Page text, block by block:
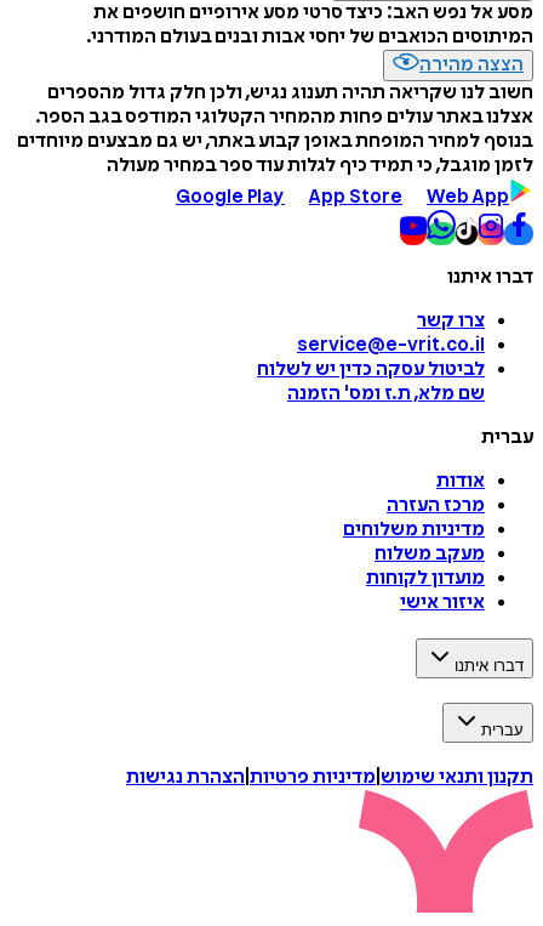
מסע אל נפש האב: כיצד סרטי מסע אירופיים חושפים את
המיתוסים הכואבים של יחסי אבות ובנים בעולם המודרני.
הצצה מהירה
חשוב לנו שקריאה תהיה תענוג נגיש, ולכן חלק גדול מהספרים
אצלנו באתר עולים פחות מהמחיר הקטלוגי המודפס בגב הספר.
בנוסף למחיר המופחת באופן קבוע באתר, יש גם מבצעים מיוחדים
לזמן מוגבל, כי תמיד כיף לגלות עוד ספר במחיר מעולה
Google Play
App Store Web App
דברו איתנו
צרו קשר
service@e-vrit.co.il
לביטול עסקה כדין יש לשלוח
שם מלא, ת.ז ומס' הזמנה
עברית
אודות
מרכז העזרה
מדיניות משלוחים
מעקב משלוח
מועדון לקוחות
איזור אישי
דברו איתנו
עברית
תקנון ותנאי שימוש מדיניות פרטיות הצהרת נגישות